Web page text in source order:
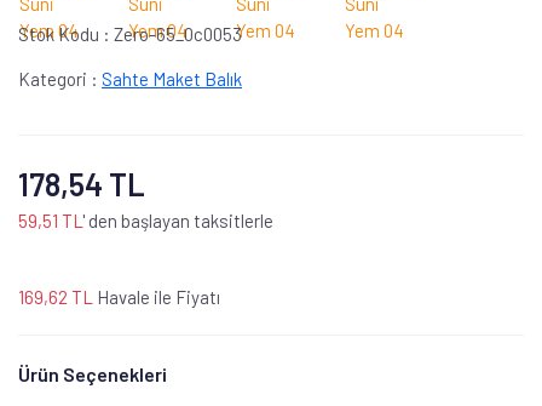
Stok Kodu : Zero-65_0c0053
Kategori : Sahte Maket Balık
178,54 TL
59,51 TL ' den başlayan taksitlerle
169,62 TL Havale ile Fiyatı
Ürün Seçenekleri